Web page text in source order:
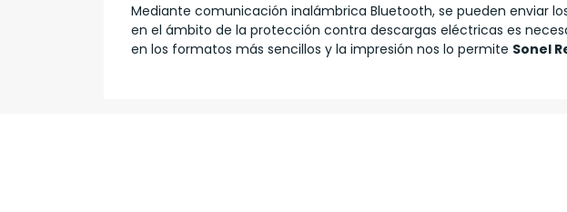
Mediante comunicación inalámbrica Bluetooth, se pueden enviar
en el ámbito de la protección contra descargas eléctricas es
en los formatos más sencillos y la impresión nos lo permite Sonel